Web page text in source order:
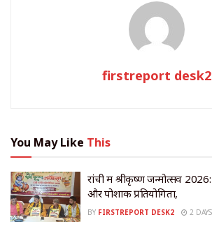
firstreport desk2
You May Like This
रांची में श्रीकृष्ण जन्मोत्सव 2026:
और पोशाक प्रतियोगिता,
BY FIRSTREPORT DESK2 2